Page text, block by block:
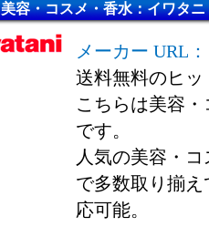
美容・コスメ・香水：イワタニ
メーカー URL：
送料無料のヒ
こちらは美容
です。
人気の美容・
で多数取り揃
応可能。